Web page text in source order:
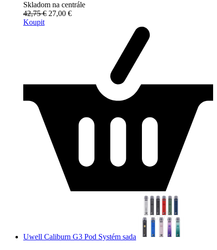
Skladom na centrále
42,75 € 27,00 €
Koupit
Uwell Caliburn G3 Pod Systém sada